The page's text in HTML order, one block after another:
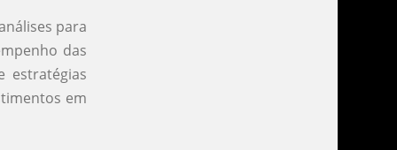
para
das
estratégias
em